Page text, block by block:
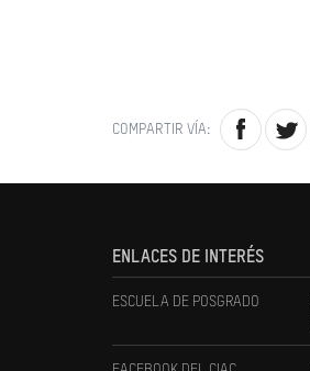
COMPARTIR VÍA:
ENLACES DE INTERÉS
ESCUELA DE POSGRADO